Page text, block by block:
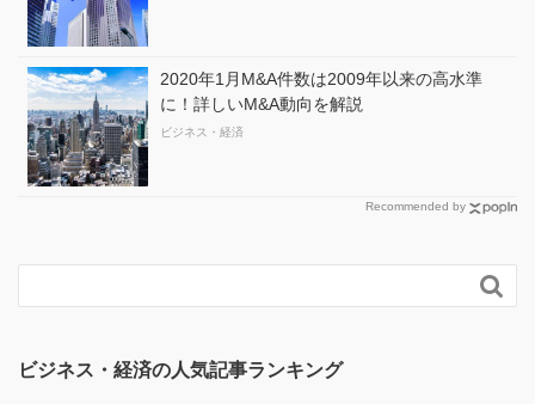
2020年1月M&A件数は2009年以来の高水準
に！詳しいM&A動向を解説
ビジネス・経済
Recommended by

ビジネス・経済の人気記事ランキング